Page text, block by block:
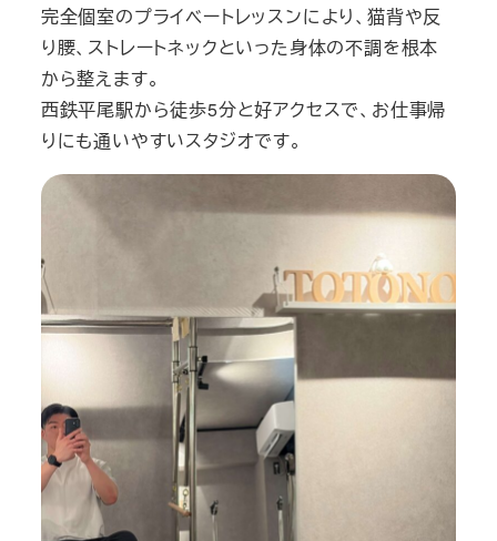
完全個室のプライベートレッスンにより、猫背や反
り腰、ストレートネックといった身体の不調を根本
から整えます。
西鉄平尾駅から徒歩5分と好アクセスで、お仕事帰
りにも通いやすいスタジオです。